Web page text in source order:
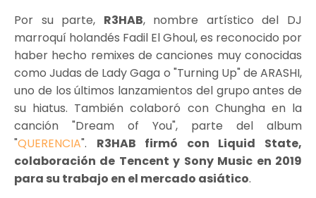
Por su parte, R3HAB, nombre artístico del DJ
marroquí holandés Fadil El Ghoul, es reconocido por
haber hecho remixes de canciones muy conocidas
como Judas de Lady Gaga o "Turning Up" de ARASHI,
uno de los últimos lanzamientos del grupo antes de
su hiatus. También colaboró con Chungha en la
canción "Dream of You", parte del album
"QUERENCIA". R3HAB firmó con Liquid State,
colaboración de Tencent y Sony Music en 2019
para su trabajo en el mercado asiático.